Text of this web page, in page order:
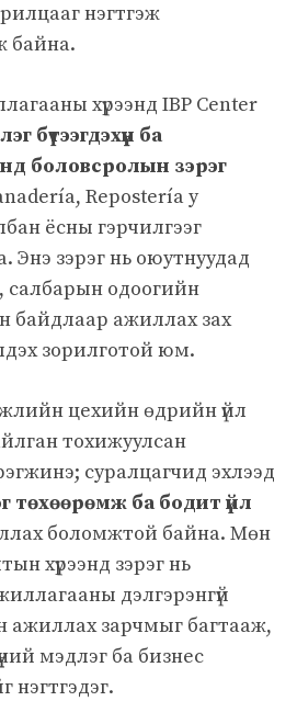
нэгтгэж
байна.
хүрээнд IBP Center
бүтээгдэхүүн ба
боловсролын зэрэг
Repostería y
ёсны гэрчилгээг
Энэ зэрэг нь оюутнуудад
салбарын одоогийн
байдлаар ажиллах зах
зорилготой юм.
цехийн өдрийн үйл
тохижуулсан
суралцагчид эхлээд
төхөөрөмж ба бодит үйл
боломжтой байна. Мөн
хүрээнд зэрэг нь
дэлгэрэнгүй
ажиллах зарчмыг багтааж,
мэдлэг ба бизнес
нэгтгэдэг.